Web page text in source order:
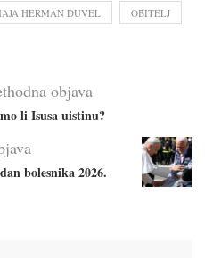
HERMAN DUVEL OBITELJ
objava
li Isusa uistinu?
bolesnika 2026.